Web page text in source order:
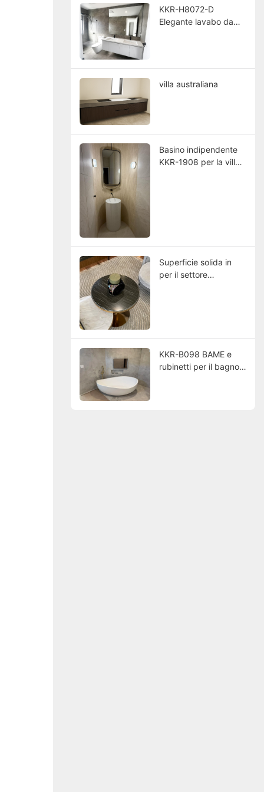
KKR-H8072-D
Elegante lavabo da
villa australiana
Basino indipendente
KKR-1908 per la villa
Superficie solida in
per il settore
KKR-B098 BAME e
rubinetti per il bagno